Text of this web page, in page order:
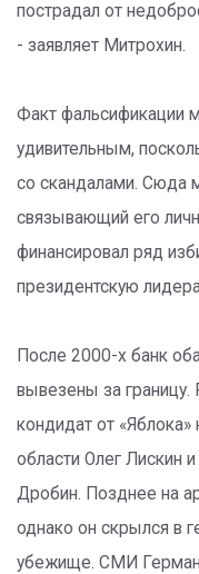
пострадал от
- заявляет Митрохин.
Факт фальсификации
удивительным,
со скандалами. Сюда
связывающий его
финансировал ряд
президентскую
После 2000-х банк
вывезены за границу.
кондидат от «Яблока»
области Олег Лискин
Дробин. Позднее на
однако он скрылся в
убежище. СМИ